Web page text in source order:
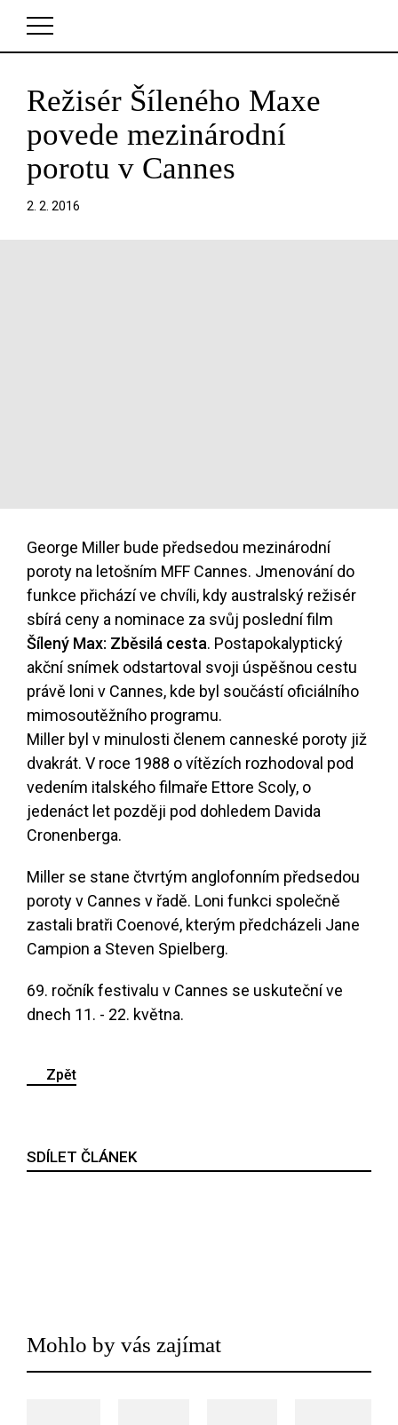
V košíku zatím nemáte žádné položky.
Režisér Šíleného Maxe
povede mezinárodní
porotu v Cannes
2. 2. 2016
George Miller bude předsedou mezinárodní
poroty na letošním MFF Cannes. Jmenování do
funkce přichází ve chvíli, kdy australský režisér
sbírá ceny a nominace za svůj poslední film
Šílený Max: Zběsilá cesta. Postapokalyptický
akční snímek odstartoval svoji úspěšnou cestu
právě loni v Cannes, kde byl součástí oficiálního
mimosoutěžního programu.
Miller byl v minulosti členem canneské poroty již
dvakrát. V roce 1988 o vítězích rozhodoval pod
vedením italského filmaře Ettore Scoly, o
jedenáct let později pod dohledem Davida
Cronenberga.
Miller se stane čtvrtým anglofonním předsedou
poroty v Cannes v řadě. Loni funkci společně
zastali bratři Coenové, kterým předcházeli Jane
Campion a Steven Spielberg.
69. ročník festivalu v Cannes se uskuteční ve
dnech 11. - 22. května.
Zpět
SDÍLET ČLÁNEK
Mohlo by vás zajímat